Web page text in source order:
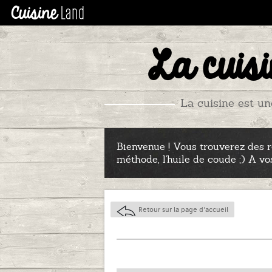
La
La cuisine est
Bienvenue ! Vous trouverez
méthode, l'huile de coude ;) A
Retour sur la page d'accueil